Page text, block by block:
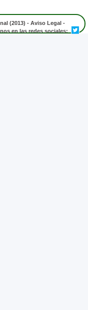
(2013) - Aviso Legal -
en las redes sociales: